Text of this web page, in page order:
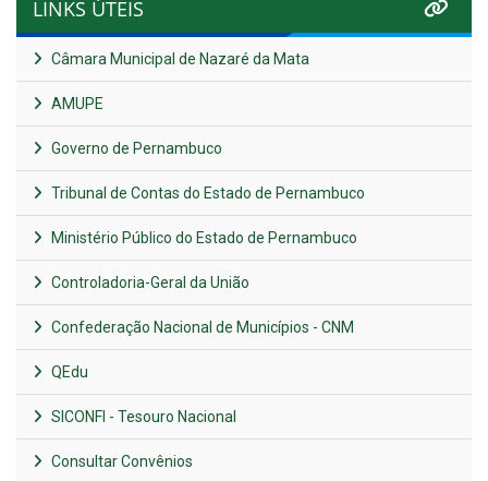
LINKS ÚTEIS
Câmara Municipal de Nazaré da Mata
AMUPE
Governo de Pernambuco
Tribunal de Contas do Estado de Pernambuco
Ministério Público do Estado de Pernambuco
Controladoria-Geral da União
Confederação Nacional de Municípios - CNM
QEdu
SICONFI - Tesouro Nacional
Consultar Convênios